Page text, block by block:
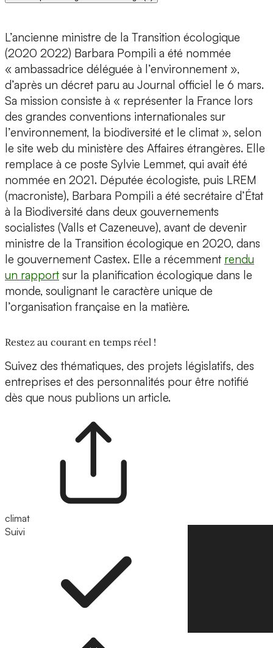
L’ancienne ministre de la Transition écologique
(2020 2022) Barbara Pompili a été nommée
« ambassadrice déléguée à l’environnement »,
d’après un décret paru au Journal officiel le 6 mars.
Sa mission consiste à « représenter la France lors
des grandes conventions internationales sur
l’environnement, la biodiversité et le climat », selon
le site web du ministère des Affaires étrangères. Elle
remplace à ce poste Sylvie Lemmet, qui avait été
nommée en 2021. Députée écologiste, puis LREM
(macroniste), Barbara Pompili a été secrétaire d’État
à la Biodiversité dans deux gouvernements
socialistes (Valls et Cazeneuve), avant de devenir
ministre de la Transition écologique en 2020, dans
le gouvernement Castex. Elle a récemment rendu
un rapport sur la planification écologique dans le
monde, soulignant le caractère unique de
l’organisation française en la matière.
Restez au courant en temps réel !
Suivez des thématiques, des projets législatifs, des
entreprises et des personnalités pour être notifié
dès que nous publions un article.
climat
Suivi